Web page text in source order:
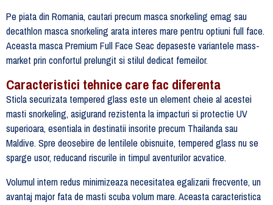
Pe piata din Romania, cautari precum masca snorkeling emag sau
decathlon masca snorkeling arata interes mare pentru optiuni full face.
Aceasta masca Premium Full Face Seac depaseste variantele mass-
market prin confortul prelungit si stilul dedicat femeilor.
Caracteristici tehnice care fac diferenta
Sticla securizata tempered glass este un element cheie al acestei
masti snorkeling, asigurand rezistenta la impacturi si protectie UV
superioara, esentiala in destinatii insorite precum Thailanda sau
Maldive. Spre deosebire de lentilele obisnuite, tempered glass nu se
sparge usor, reducand riscurile in timpul aventurilor acvatice.
Volumul intern redus minimizeaza necesitatea egalizarii frecvente, un
avantaj major fata de masti scuba volum mare. Aceasta caracteristica